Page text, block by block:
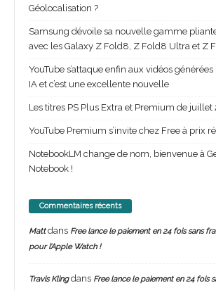
Géolocalisation ?
Samsung dévoile sa nouvelle gamme
avec les Galaxy Z Fold8, Z Fold8 Ultra et Z
YouTube s’attaque enfin aux vidéos générées
IA et c’est une excellente nouvelle
Les titres PS Plus Extra et Premium de juillet
YouTube Premium s’invite chez Free à prix
NotebookLM change de nom, bienvenue à
Notebook !
Commentaires récents
Mattdans Free lance le paiement en 24 fois sans
pour l’Apple Watch !
Travis Klingdans Free lance le paiement en 24 fois